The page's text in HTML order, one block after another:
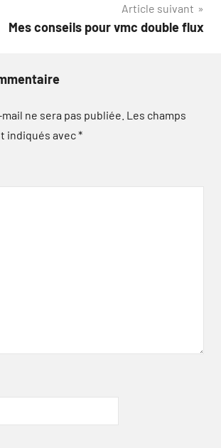
Article suivant
Mes conseils pour vmc double flux
ne sera pas publiée. Les champs
indiqués avec*